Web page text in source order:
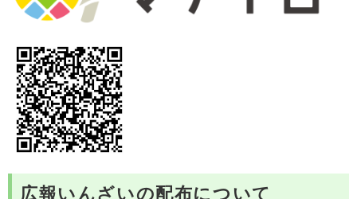
広報いんざいの配布について